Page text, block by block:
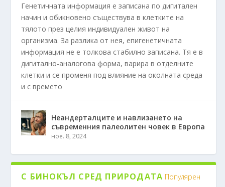
Генетичната информация е записана по дигитален
начин и обикновено съществува в клетките на
тялото през целия индивидуален живот на
организма. За разлика от нея, епигенетичната
информация не е толкова стабилно записана. Тя е в
дигитално-аналогова форма, варира в отделните
клетки и се променя под влияние на околната среда
и с времето
Неандерталците и навлизането на
съвременния палеолитен човек в Европа
ное. 8, 2024
С БИНОКЪЛ СРЕД ПРИРОДАТА Популярен